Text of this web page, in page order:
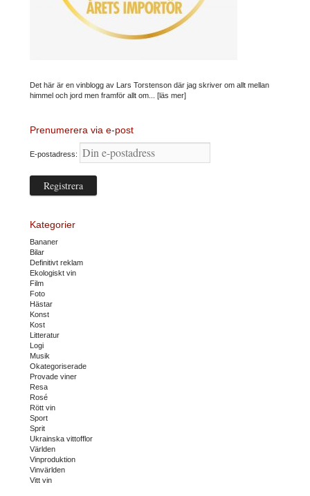
Det här är en vinblogg av Lars Torstenson där jag skriver om allt mellan
himmel och jord men framför allt om... [läs mer]
Prenumerera via e-post
E-postadress:
Kategorier
Bananer
Bilar
Definitivt reklam
Ekologiskt vin
Film
Foto
Hästar
Konst
Kost
Litteratur
Logi
Musik
Okategoriserade
Provade viner
Resa
Rosé
Rött vin
Sport
Sprit
Ukrainska vittofflor
Världen
Vinproduktion
Vinvärlden
Vitt vin